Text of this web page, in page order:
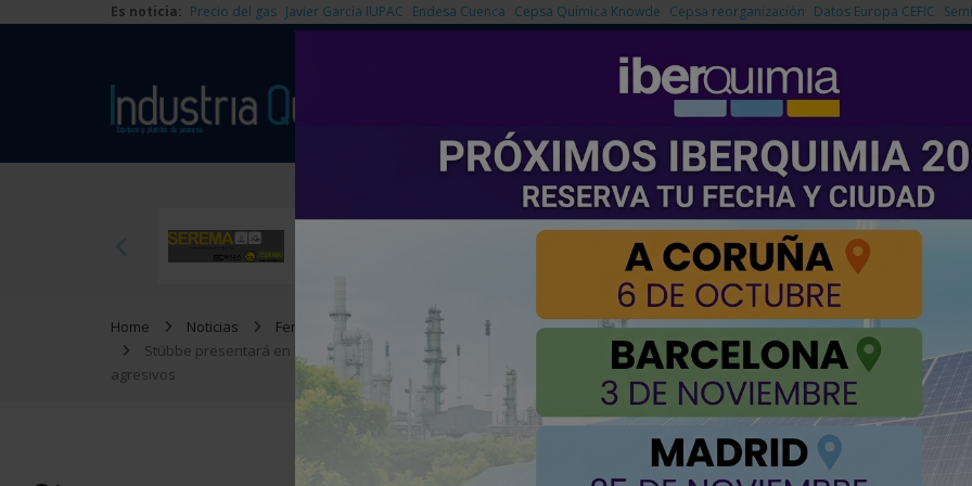
Es noticia: Precio del gas Javier García IUPAC Endesa Cuenca Cepsa Química Knowde Cepsa reorganización Datos Europa CEFIC
NOTICIAS PRODUCTOS
EMPRESAS PREMIUM
Home Noticias
Ferias y Congresos
Stübbe presentará en Iberquimia Huelva sus soluciones basadas en materiales termoplásticos para procesos
agresivos